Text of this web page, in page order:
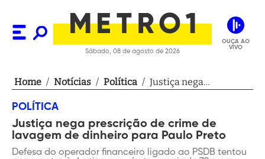
Sábado, 08 de agosto de 2026
OUÇA AO
VIVO
Home / Notícias / Política / Justiça nega
para Paulo Preto
POLÍTICA
Justiça nega prescrição de crime de
lavagem de dinheiro para Paulo Preto
Defesa do operador financeiro ligado ao PSDB tentou